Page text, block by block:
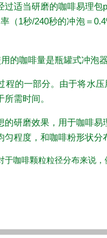
适当研磨的咖啡易理
（1秒/240秒的冲泡＝
的咖啡量是瓶罐式冲泡
程的一部分。由于将水
需时间。
的研磨效果，用于咖啡
程度，和咖啡粉形状分
于咖啡颗粒粒径分布来说